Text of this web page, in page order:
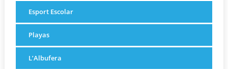
Esport Escolar
Playas
L’Albufera